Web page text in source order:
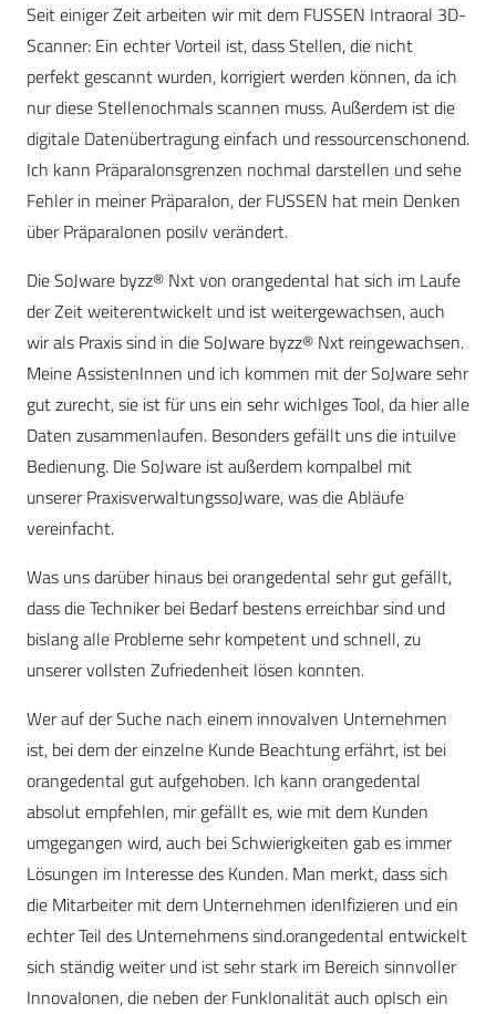
Seit einiger Zeit arbeiten wir mit dem FUSSEN Intraoral 3D-
Scanner: Ein echter Vorteil ist, dass Stellen, die nicht
perfekt gescannt wurden, korrigiert werden können, da ich
nur diese Stellenochmals scannen muss. Außerdem ist die
digitale Datenübertragung einfach und ressourcenschonend.
Ich kann PräparaIonsgrenzen nochmal darstellen und sehe
Fehler in meiner PräparaIon, der FUSSEN hat mein Denken
über PräparaIonen posiIv verändert.
Die SoJware byzz® Nxt von orangedental hat sich im Laufe
der Zeit weiterentwickelt und ist weitergewachsen, auch
wir als Praxis sind in die SoJware byzz® Nxt reingewachsen.
Meine AssistenInnen und ich kommen mit der SoJware sehr
gut zurecht, sie ist für uns ein sehr wichIges Tool, da hier alle
Daten zusammenlaufen. Besonders gefällt uns die intuiIve
Bedienung. Die SoJware ist außerdem kompaIbel mit
unserer PraxisverwaltungssoJware, was die Abläufe
vereinfacht.
Was uns darüber hinaus bei orangedental sehr gut gefällt,
dass die Techniker bei Bedarf bestens erreichbar sind und
bislang alle Probleme sehr kompetent und schnell, zu
unserer vollsten Zufriedenheit lösen konnten.
Wer auf der Suche nach einem innovaIven Unternehmen
ist, bei dem der einzelne Kunde Beachtung erfährt, ist bei
orangedental gut aufgehoben. Ich kann orangedental
absolut empfehlen, mir gefällt es, wie mit dem Kunden
umgegangen wird, auch bei Schwierigkeiten gab es immer
Lösungen im Interesse des Kunden. Man merkt, dass sich
die Mitarbeiter mit dem Unternehmen idenIfizieren und ein
echter Teil des Unternehmens sind.orangedental entwickelt
sich ständig weiter und ist sehr stark im Bereich sinnvoller
InnovaIonen, die neben der FunkIonalität auch opIsch ein